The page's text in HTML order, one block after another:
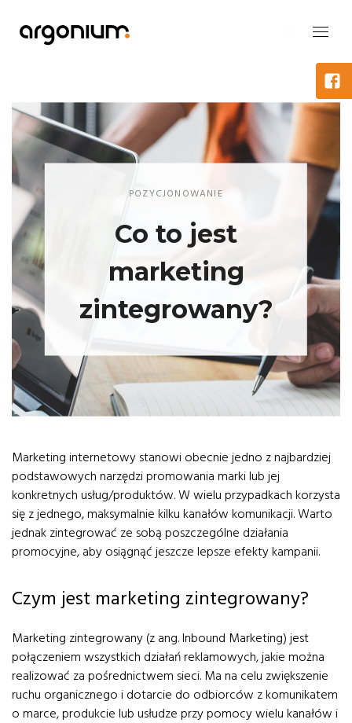
POZYCJONOWANIE
Co to jest
marketing
zintegrowany?
Marketing internetowy stanowi obecnie jedno z najbardziej
podstawowych narzędzi promowania marki lub jej
konkretnych usług/produktów. W wielu przypadkach korzysta
się z jednego, maksymalnie kilku kanałów komunikacji. Warto
jednak zintegrować ze sobą poszczególne działania
promocyjne, aby osiągnąć jeszcze lepsze efekty kampanii.
Czym jest marketing zintegrowany?
Marketing zintegrowany (z ang. Inbound Marketing) jest
połączeniem wszystkich działań reklamowych, jakie można
realizować za pośrednictwem sieci. Ma na celu zwiększenie
ruchu organicznego i dotarcie do odbiorców z komunikatem
o marce, produkcie lub usłudze przy pomocy wielu kanałów i